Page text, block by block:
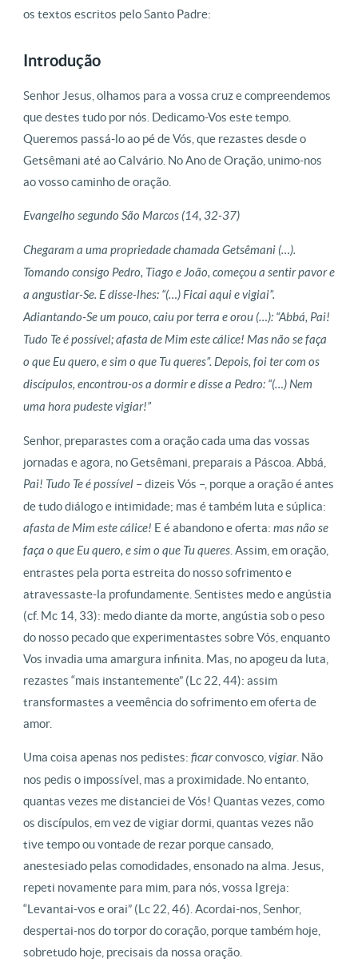
os textos escritos pelo Santo Padre:
Introdução
Senhor Jesus, olhamos para a vossa cruz e compreendemos
que destes tudo por nós. Dedicamo-Vos este tempo.
Queremos passá-lo ao pé de Vós, que rezastes desde o
Getsêmani até ao Calvário. No Ano de Oração, unimo-nos
ao vosso caminho de oração.
Evangelho segundo São Marcos (14, 32-37)
Chegaram a uma propriedade chamada Getsêmani (…).
Tomando consigo Pedro, Tiago e João, começou a sentir pavor e
a angustiar-Se. E disse-lhes: “(…) Ficai aqui e vigiai”.
Adiantando-Se um pouco, caiu por terra e orou (…): “Abbá, Pai!
Tudo Te é possível; afasta de Mim este cálice! Mas não se faça
o que Eu quero, e sim o que Tu queres”. Depois, foi ter com os
discípulos, encontrou-os a dormir e disse a Pedro: “(…) Nem
uma hora pudeste vigiar!”
Senhor, preparastes com a oração cada uma das vossas
jornadas e agora, no Getsêmani, preparais a Páscoa. Abbá,
Pai! Tudo Te é possível – dizeis Vós –, porque a oração é antes
de tudo diálogo e intimidade; mas é também luta e súplica:
afasta de Mim este cálice! E é abandono e oferta: mas não se
faça o que Eu quero, e sim o que Tu queres . Assim, em oração,
entrastes pela porta estreita do nosso sofrimento e
atravessaste-la profundamente. Sentistes medo e angústia
(cf. Mc 14, 33): medo diante da morte, angústia sob o peso
do nosso pecado que experimentastes sobre Vós, enquanto
Vos invadia uma amargura infinita. Mas, no apogeu da luta,
rezastes “mais instantemente” (Lc 22, 44): assim
transformastes a veemência do sofrimento em oferta de
amor.
Uma coisa apenas nos pedistes: ficarconvosco, vigiar. Não
nos pedis o impossível, mas a proximidade. No entanto,
quantas vezes me distanciei de Vós! Quantas vezes, como
os discípulos, em vez de vigiar dormi, quantas vezes não
tive tempo ou vontade de rezar porque cansado,
anestesiado pelas comodidades, ensonado na alma. Jesus,
repeti novamente para mim, para nós, vossa Igreja:
“Levantai-vos e orai” (Lc 22, 46). Acordai-nos, Senhor,
despertai-nos do torpor do coração, porque também hoje,
sobretudo hoje, precisais da nossa oração.